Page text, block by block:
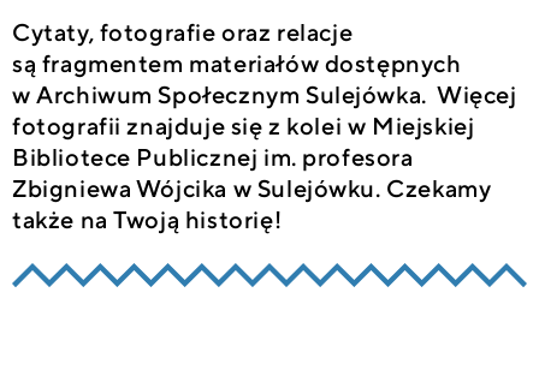
Cytaty, fotografie oraz relacje
są fragmentem materiałów dostępnych
w Archiwum Społecznym Sulejówka. Więcej
fotografii znajduje się z kolei w Miejskiej
Bibliotece Publicznej im. profesora
Zbigniewa Wójcika w Sulejówku. Czekamy
także na Twoją historię!